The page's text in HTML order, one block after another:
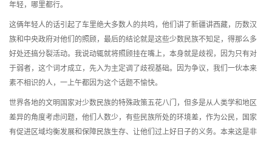
年轻，哪里都行。
这俩年轻人的话引起了车里绝大多数人的共鸣，他们讲了新疆讲西藏，历数汉
族和中央政府对他们的照顾，最后的结论就是这些少数民族不知足，得那么多
好处还搞分裂活动。我说动辄就将照顾挂在嘴上，本身就是歧视，因为只有对
于弱者，这个词才成立，先入为主定调了歧视基础。因为争议，我们一伙本来
素不相识的人，一上午都因为这个话题不愉快。
世界各地的文明国家对少数民族的特殊政策五花八门，但多是从人类学和地区
差异的角度考虑问题，他们人数少，有些民族所处的环境差，作为公民，国家
有促进区域均衡发展和保障民族生存、让他们过上好日子的义务。本来这是非